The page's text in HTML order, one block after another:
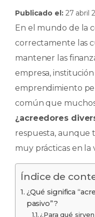
c
e
b
o
o
k
a
ts
A
p
p
Publicado el: 27 abril
En el mundo de la
correctamente las
mantener las
empresa,
emprendimiento
común que
¿acreedores
respuesta, aunque
muy prácticas en la
Índice de
¿Qué significa
pasivo”?
¿Para qué